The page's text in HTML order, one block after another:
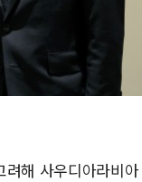
해 사우디아라비